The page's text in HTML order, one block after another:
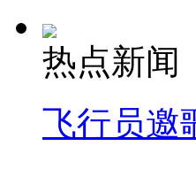
热点新闻
飞行员邀